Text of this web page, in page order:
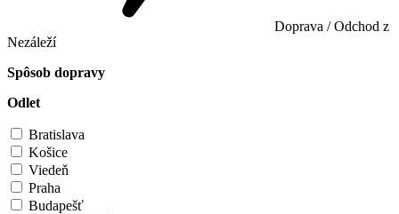
Doprava / Odchod z
Nezáleží
Spôsob dopravy
Odlet
Bratislava
Košice
Viedeň
Praha
Budapešť